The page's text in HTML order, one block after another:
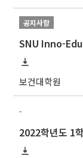
공지사항
보건대학원
-